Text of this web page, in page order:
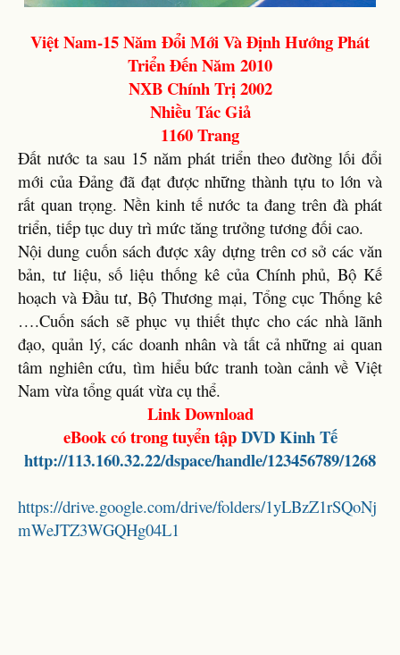
Việt Nam-15 Năm Đổi Mới Và Định Hướng Phát
Triển Đến Năm 2010
NXB Chính Trị 2002
Nhiều Tác Giả
1160 Trang
Đất nước ta sau 15 năm phát triển theo đường lối đổi
mới của Đảng đã đạt được những thành tựu to lớn và
rất quan trọng. Nền kinh tế nước ta đang trên đà phát
triển, tiếp tục duy trì mức tăng trưởng tương đối cao.
Nội dung cuốn sách được xây dựng trên cơ sở các văn
bản, tư liệu, số liệu thống kê của Chính phủ, Bộ Kế
hoạch và Đầu tư, Bộ Thương mại, Tổng cục Thống kê
….Cuốn sách sẽ phục vụ thiết thực cho các nhà lãnh
đạo, quản lý, các doanh nhân và tất cả những ai quan
tâm nghiên cứu, tìm hiểu bức tranh toàn cảnh về Việt
Nam vừa tổng quát vừa cụ thể.
Link Download
eBook có trong tuyển tậpDVDKinh Tế
http://113.160.32.22/dspace/handle/123456789/1268
https://drive.google.com/drive/folders/1yLBzZ1rSQoNj
mWeJTZ3WGQHg04L1